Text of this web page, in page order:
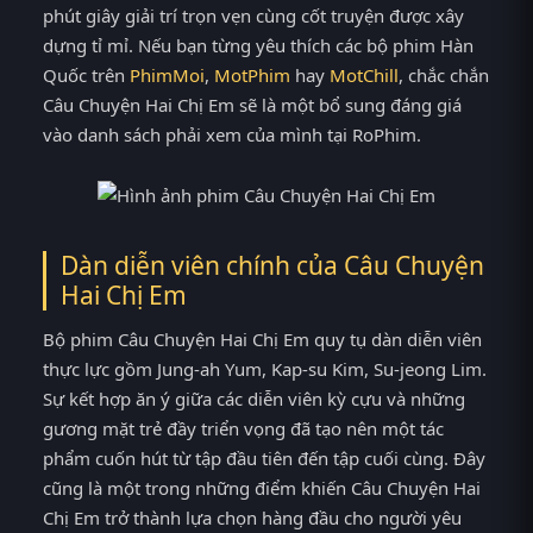
phút giây giải trí trọn vẹn cùng cốt truyện được xây
dựng tỉ mỉ. Nếu bạn từng yêu thích các bộ phim Hàn
Quốc trên PhimMoi, MotPhim hay MotChill, chắc chắn
Câu Chuyện Hai Chị Em sẽ là một bổ sung đáng giá
vào danh sách phải xem của mình tại RoPhim.
Dàn diễn viên chính của Câu Chuyện
Hai Chị Em
Bộ phim Câu Chuyện Hai Chị Em quy tụ dàn diễn viên
thực lực gồm Jung-ah Yum, Kap-su Kim, Su-jeong Lim.
Sự kết hợp ăn ý giữa các diễn viên kỳ cựu và những
gương mặt trẻ đầy triển vọng đã tạo nên một tác
phẩm cuốn hút từ tập đầu tiên đến tập cuối cùng. Đây
cũng là một trong những điểm khiến Câu Chuyện Hai
Chị Em trở thành lựa chọn hàng đầu cho người yêu